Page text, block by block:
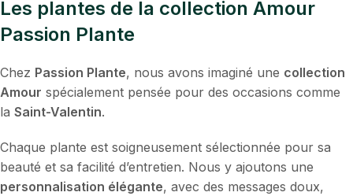
Les plantes de la collection Amour
Passion Plante
Chez Passion Plante, nous avons imaginé une collection
Amour spécialement pensée pour des occasions comme
la Saint-Valentin.
Chaque plante est soigneusement sélectionnée pour sa
beauté et sa facilité d’entretien. Nous y ajoutons une
personnalisation élégante, avec des messages doux,